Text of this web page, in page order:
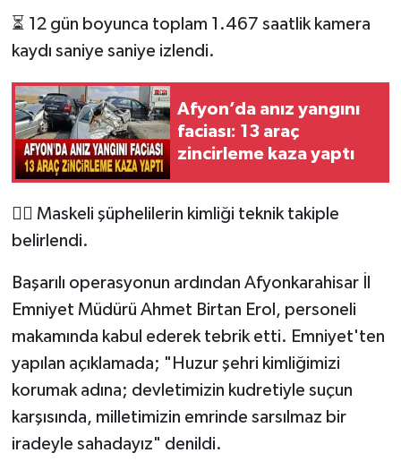
⏳ 12 gün boyunca toplam 1.467 saatlik kamera
kaydı saniye saniye izlendi.
Afyon’da anız yangını
faciası: 13 araç
zincirleme kaza yaptı
🕵️‍♂️ Maskeli şüphelilerin kimliği teknik takiple
belirlendi.
Başarılı operasyonun ardından Afyonkarahisar İl
Emniyet Müdürü Ahmet Birtan Erol, personeli
makamında kabul ederek tebrik etti. Emniyet'ten
yapılan açıklamada; "Huzur şehri kimliğimizi
korumak adına; devletimizin kudretiyle suçun
karşısında, milletimizin emrinde sarsılmaz bir
iradeyle sahadayız" denildi.